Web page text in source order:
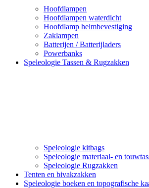
Hoofdlampen
Hoofdlampen waterdicht
Hoofdlamp helmbevestiging
Zaklampen
Batterijen / Batterijladers
Powerbanks
Speleologie Tassen & Rugzakken
Speleologie kitbags
Speleologie materiaal- en
Speleologie Rugzakken
Tenten en bivakzakken
Speleologie boeken en topografische